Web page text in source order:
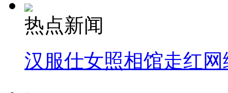
热点新闻
汉服仕女照相馆走红网